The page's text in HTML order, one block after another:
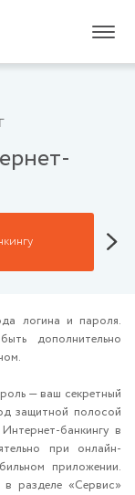
логина и пароля.
дополнительно
— ваш секретный
защитной полосой
банкингу в
при онлайн-
приложении.
разделе «Сервис»